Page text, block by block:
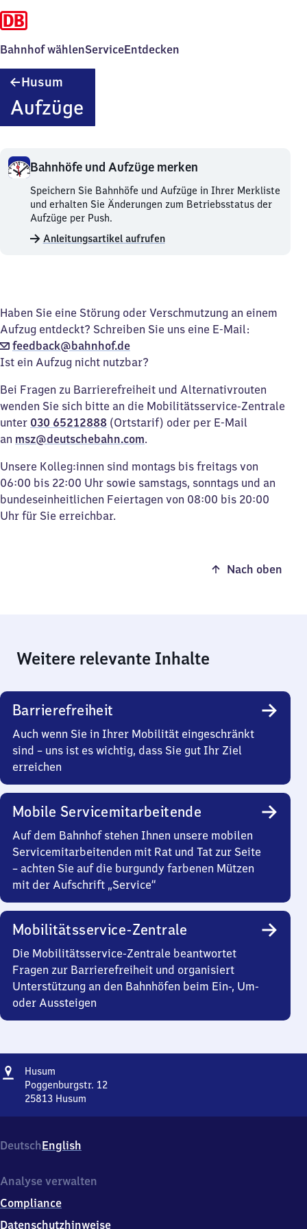
Bahnhof wählenServiceEntdecken
Husum
Aufzüge
Bahnhöfe und Aufzüge merken
Bahnhöfe
und
Aufzüge
merken.
Speichern Sie Bahnhöfe und Aufzüge in Ihrer Merkliste
und erhalten Sie Änderungen zum Betriebsstatus der
Aufzüge per Push.
Anleitungsartikel aufrufen
Haben Sie eine Störung oder Verschmutzung an einem
Aufzug entdeckt? Schreiben Sie uns eine E-Mail:
feedback@bahnhof.de
Ist ein Aufzug nicht nutzbar?
Bei Fragen zu Barrierefreiheit und Alternativrouten
wenden Sie sich bitte an die Mobilitätsservice-Zentrale
unter 030 65212888 (Ortstarif) oder per E-Mail
an msz@deutschebahn.com.
Unsere Kolleg:innen sind montags bis freitags von
06:00 bis 22:00 Uhr sowie samstags, sonntags und an
bundeseinheitlichen Feiertagen von 08:00 bis 20:00
Uhr für Sie erreichbar.
Nach oben
Weitere relevante Inhalte
Barrierefreiheit
Auch wenn Sie in Ihrer Mobilität eingeschränkt
sind – uns ist es wichtig, dass Sie gut Ihr Ziel
erreichen
Mobile Servicemitarbeitende
Auf dem Bahnhof stehen Ihnen unsere mobilen
Servicemitarbeitenden mit Rat und Tat zur Seite
– achten Sie auf die burgundy farbenen Mützen
mit der Aufschrift „Service“
Mobilitätsservice-Zentrale
Die Mobilitätsservice-Zentrale beantwortet
Fragen zur Barrierefreiheit und organisiert
Unterstützung an den Bahnhöfen beim Ein-, Um-
oder Aussteigen
Adresse
Husum
Poggenburgstr. 12
25813 Husum
12,
2
8
3
Husum
DeutschEnglish
Analyse verwalten
Compliance
Datenschutzhinweise